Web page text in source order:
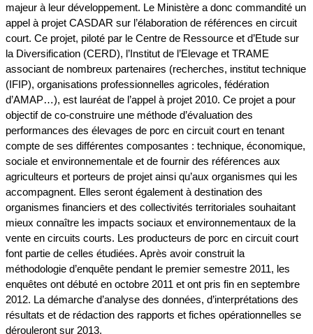
majeur à leur développement. Le Ministère a donc commandité un
appel à projet CASDAR sur l’élaboration de références en circuit
court. Ce projet, piloté par le Centre de Ressource et d’Etude sur
la Diversification (CERD), l’Institut de l’Elevage et TRAME
associant de nombreux partenaires (recherches, institut technique
(IFIP), organisations professionnelles agricoles, fédération
d’AMAP…), est lauréat de l’appel à projet 2010. Ce projet a pour
objectif de co-construire une méthode d’évaluation des
performances des élevages de porc en circuit court en tenant
compte de ses différentes composantes : technique, économique,
sociale et environnementale et de fournir des références aux
agriculteurs et porteurs de projet ainsi qu’aux organismes qui les
accompagnent. Elles seront également à destination des
organismes financiers et des collectivités territoriales souhaitant
mieux connaître les impacts sociaux et environnementaux de la
vente en circuits courts. Les producteurs de porc en circuit court
font partie de celles étudiées. Après avoir construit la
méthodologie d’enquête pendant le premier semestre 2011, les
enquêtes ont débuté en octobre 2011 et ont pris fin en septembre
2012. La démarche d’analyse des données, d’interprétations des
résultats et de rédaction des rapports et fiches opérationnelles se
dérouleront sur 2013.